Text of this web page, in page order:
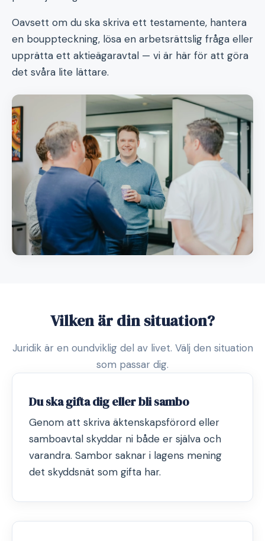
Oavsett om du ska skriva ett testamente, hantera
en bouppteckning, lösa en arbetsrättslig fråga eller
upprätta ett aktieägaravtal — vi är här för att göra
det svåra lite lättare.
Vilken är din situation?
Juridik är en oundviklig del av livet. Välj den situation
som passar dig.
Du ska gifta dig eller bli sambo
Genom att skriva äktenskapsförord eller
samboavtal skyddar ni både er själva och
varandra. Sambor saknar i lagens mening
det skyddsnät som gifta har.